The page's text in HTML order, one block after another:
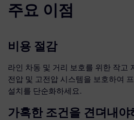
주요 이점
비용 절감
라인 차동 및 거리 보호를 위한 작고
전압 및 고전압 시스템을 보호하여
설치를 단순화하세요.
가혹한 조건을 견뎌내야